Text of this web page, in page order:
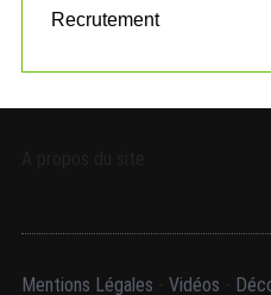
Recrutement
Mentions Légales Vidéos